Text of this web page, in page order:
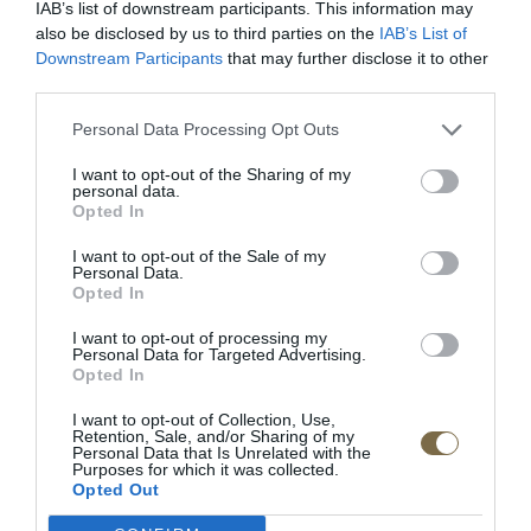
IAB’s list of downstream participants. This information may
also be disclosed by us to third parties on the IAB’s List of
Downstream Participants that may further disclose it to other
Personal Data Processing Opt Outs
I want to opt-out of the Sharing of my
personal data.
Opted In
I want to opt-out of the Sale of my
Personal Data.
Opted In
I want to opt-out of processing my
Personal Data for Targeted Advertising.
Opted In
I want to opt-out of Collection, Use,
Retention, Sale, and/or Sharing of my
Personal Data that Is Unrelated with the
Purposes for which it was collected.
Opted Out
POPIS PRODUKTU
Dĺžka: 225 cm
Šírka:156 cm
Výška: 101 cm
Doba dodania:4-5 týždňov
tkanina
• ohnutá opierka hlavy
bielizeň so zdvihom matraca
Výrobca: MEBIN